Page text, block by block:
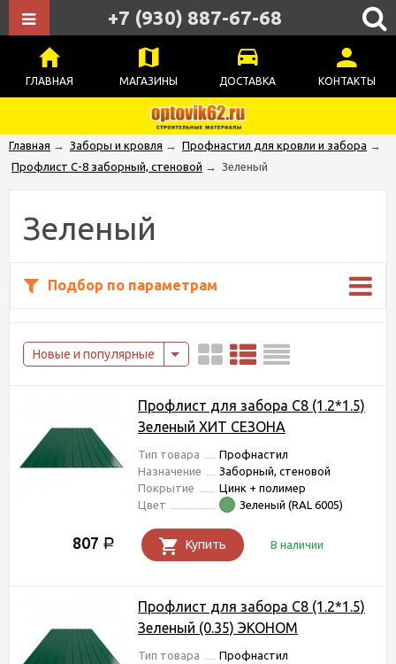
ГЛАВНАЯ МАГАЗИНЫ ДОСТАВКА КОНТАКТЫ
+7 (930) 887-67-68
Главная → Заборы и кровля → Профнастил для кровли и забора →
Профлист С-8 заборный, стеновой → Зеленый
Зеленый
Подбор по параметрам
Новые и популярные
Профлист для забора С8 (1.2*1.5)
Зеленый ХИТ СЕЗОНА
Тип товара
Профнастил
Назначение
Заборный, стеновой
Покрытие
Цинк + полимер
Цвет
Зеленый (RAL 6005)
807 Р Купить В наличии
Профлист для забора С8 (1.2*1.5)
Зеленый (0.35) ЭКОНОМ
Тип товара
Профнастил